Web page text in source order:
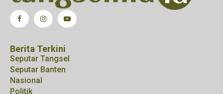
Berita Terkini
Seputar Tangsel
Seputar Banten
Nasional
Politik